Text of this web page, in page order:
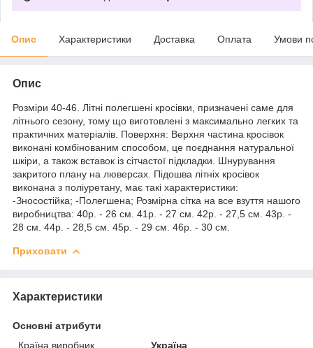
Опис Характеристики Доставка Оплата Умови
Опис
Розміри 40-46. Літні полегшені кросівки, призначені саме для
літнього сезону, тому що виготовлені з максимально легких та
практичних матеріалів. Поверхня: Верхня частина кросівок
виконані комбінованим способом, це поєднання натуральної
шкіри, а також вставок із сітчастої підкладки. Шнурування
закритого плану на люверсах. Підошва літніх кросівок
виконана з поліуретану, має такі характеристики:
-Зносостійка; -Полегшена; Розмірна сітка на все взуття нашого
виробництва: 40р. - 26 см. 41р. - 27 см. 42р. - 27,5 см. 43р. -
28 см. 44р. - 28,5 см. 45р. - 29 см. 46р. - 30 см.
Приховати
Характеристики
Основні атрибути
Країна виробник
Україна